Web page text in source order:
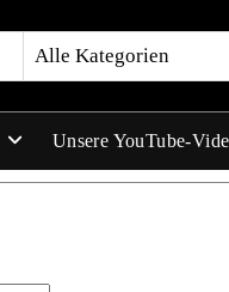
Unsere YouTube-